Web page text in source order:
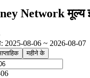
Network मूल्य
: 2025-08-06 ~ 2026-08-07
महीने के